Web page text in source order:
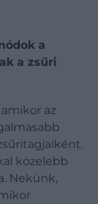
a
a zsűri
az
közelebb
Nekünk,